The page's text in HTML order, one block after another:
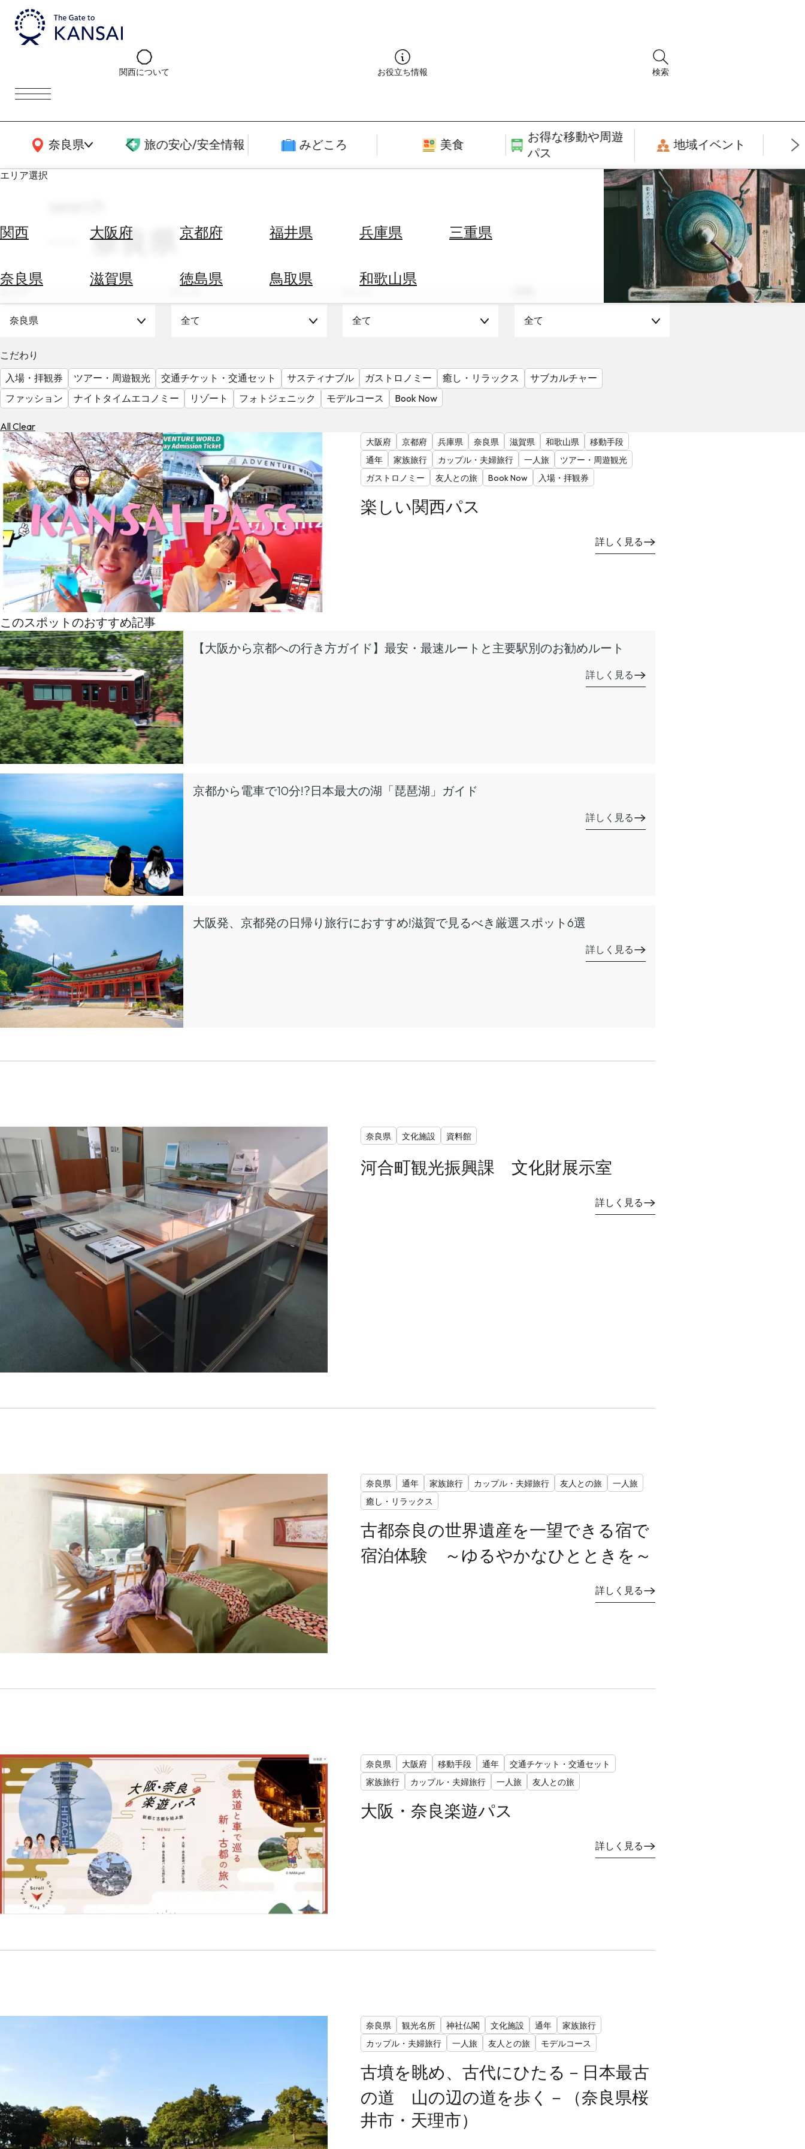
関西について お役立ち情報 検索
奈良県
関西広域MAP 旅の安心/安全情報 みどころ 美食
お得な移動や周遊
パス
地域イベント
エリア選択
関西 大阪府 京都府 福井県 兵庫県 三重県
奈良県 滋賀県 徳島県 鳥取県 和歌山県
ホ
す
替
を
調
べ
天
を
見
る
奈良県
奈良県 全て 全て 全て
こだわり
入場・拝観券
ツアー・周遊観光 交通チケット・交通セット サスティナブル ガストロノミー 癒し・リラックス
サブカルチャー
ファッション
ナイトタイムエコノミー リゾート フォトジェニック モデルコース Book Now
All Clear
大阪府 京都府 兵庫県 奈良県 滋賀県 和歌山県
移動手段
通年
家族旅行 カップル・夫婦旅行 一人旅
ツアー・周遊観光
ガストロノミー
友人との旅 Book Now 入場・拝観券
楽しい関西パス
詳しく見る
このスポットのおすすめ記事
【大阪から京都への行き方ガイド】最安・最速ルートと主要駅別のお勧めルート
詳しく見る
京都から電車で10分!?日本最大の湖「琵琶湖」ガイド
詳しく見る
大阪発、京都発の日帰り旅行におすすめ!滋賀で見るべき厳選スポット6選
詳しく見る
奈良県 文化施設 資料館
河合町観光振興課 文化財展示室
詳しく見る
奈良県 通年 家族旅行 カップル・夫婦旅行 友人との旅
一人旅
癒し・リラックス
古都奈良の世界遺産を一望できる宿で
宿泊体験 ～ゆるやかなひとときを～
詳しく見る
奈良県 大阪府 移動手段 通年
交通チケット・交通セット
家族旅行
カップル・夫婦旅行 一人旅 友人との旅
大阪・奈良楽遊パス
詳しく見る
奈良県 観光名所 神社仏閣 文化施設 通年
家族旅行
カップル・夫婦旅行
一人旅 友人との旅 モデルコース
古墳を眺め、古代にひたる－日本最古
の道 山の辺の道を歩く－（奈良県桜
井市・天理市）